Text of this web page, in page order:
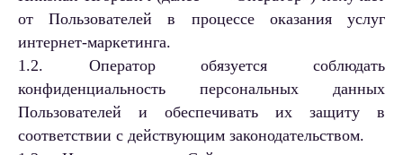
от Пользователей в процессе оказания услуг
интернет-маркетинга.
1.2. Оператор обязуется соблюдать
конфиденциальность персональных данных
Пользователей и обеспечивать их защиту в
соответствии с действующим законодательством.